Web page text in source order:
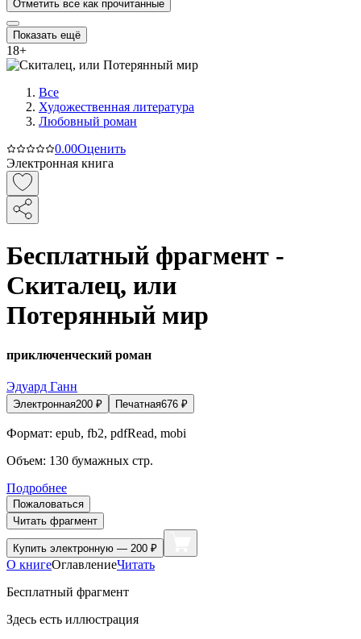
Отметить все как прочитанные
Показать ещё
18+
Все
Художественная литература
Любовный роман
0.00Оценить
Электронная книга
Бесплатный фрагмент -
Скиталец, или
Потерянный мир
приключенческий роман
Эдуард Ганн
Электронная200 ₽ Печатная676 ₽
Формат: epub, fb2, pdfRead, mobi
Объем: 130 бумажных стр.
Подробнее
Пожаловаться
Читать фрагмент
Купить электронную — 200 ₽
О книгеОглавлениеЧитать
Бесплатный фрагмент
Здесь есть иллюстрация